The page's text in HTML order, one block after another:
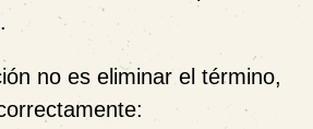
no es eliminar el término,